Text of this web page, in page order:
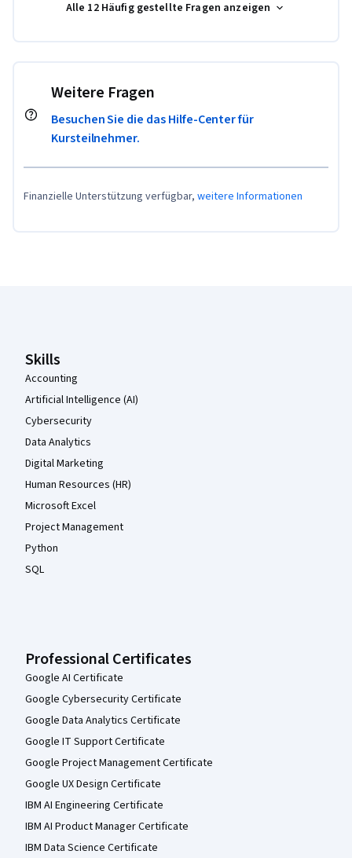
Alle 12 Häufig gestellte Fragen anzeigen
Weitere Fragen
Besuchen Sie die das Hilfe-Center für
Kursteilnehmer.
Finanzielle Unterstützung verfügbar, weitere Informationen
Skills
Accounting
Artificial Intelligence (AI)
Cybersecurity
Data Analytics
Digital Marketing
Human Resources (HR)
Microsoft Excel
Project Management
Python
SQL
Professional Certificates
Google AI Certificate
Google Cybersecurity Certificate
Google Data Analytics Certificate
Google IT Support Certificate
Google Project Management Certificate
Google UX Design Certificate
IBM AI Engineering Certificate
IBM AI Product Manager Certificate
IBM Data Science Certificate